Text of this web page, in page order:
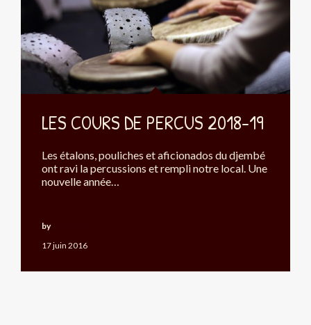
LES COURS DE PERCUS 2018-19
Les étalons, pouliches et aficionados du djembé
ont ravi la percussions et rempli notre local. Une
nouvelle année…
17 juin 2016
by